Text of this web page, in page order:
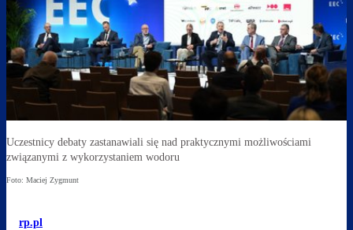
Uczestnicy debaty zastanawiali się nad praktycznymi możliwościami
związanymi z wykorzystaniem wodoru
Foto: Maciej Zygmunt
rp.pl